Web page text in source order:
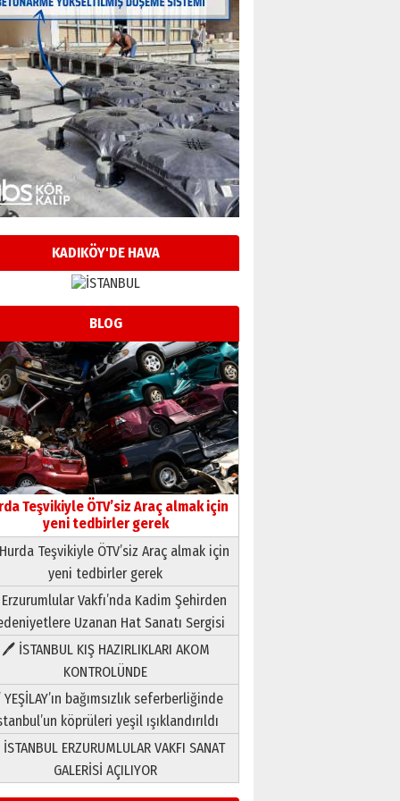
KADIKÖY'DE HAVA
BLOG
Teşvikiyle ÖTV’siz Araç almak için
yeni tedbirler gerek
Teşvikiyle ÖTV’siz Araç almak için
yeni tedbirler gerek
Vakfı’nda Kadim Şehirden
Uzanan Hat Sanatı Sergisi
🖊 İSTANBUL KIŞ HAZIRLIKLARI AKOM
KONTROLÜNDE
bağımsızlık seferberliğinde
köprüleri yeşil ışıklandırıldı
ERZURUMLULAR VAKFI SANAT
GALERİSİ AÇILIYOR
Neşat YALÇIN
Paranın Aile Kültüründeki Yeri
03 Ağustos 2026 Pazartesi
Yıldırım Gündoğdu
HAVVA’NIN ÜÇ KIZI
09 Temmuz 2026 Perşembe
Yusuf POLAT
Şampiyonluk Sebahattin
Şirin’e yazar